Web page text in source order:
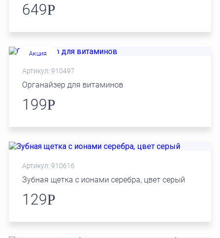
649Р
Акция
Артикул: 910497
Органайзер для витаминов
199Р
Артикул: 910616
Зубная щетка с ионами серебра, цвет серый
129Р